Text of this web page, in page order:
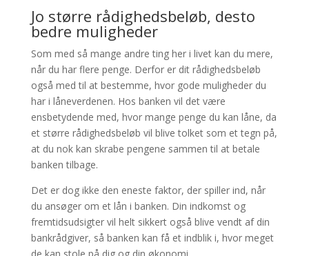
Jo større rådighedsbeløb, desto
bedre muligheder
Som med så mange andre ting her i livet kan du mere,
når du har flere penge. Derfor er dit rådighedsbeløb
også med til at bestemme, hvor gode muligheder du
har i låneverdenen. Hos banken vil det være
ensbetydende med, hvor mange penge du kan låne, da
et større rådighedsbeløb vil blive tolket som et tegn på,
at du nok kan skrabe pengene sammen til at betale
banken tilbage.
Det er dog ikke den eneste faktor, der spiller ind, når
du ansøger om et lån i banken. Din indkomst og
fremtidsudsigter vil helt sikkert også blive vendt af din
bankrådgiver, så banken kan få et indblik i, hvor meget